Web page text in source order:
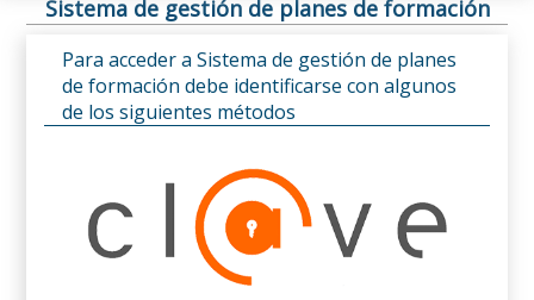
Sistema de gestión de planes de formación
Para acceder a Sistema de gestión de planes
de formación debe identificarse con algunos
de los siguientes métodos